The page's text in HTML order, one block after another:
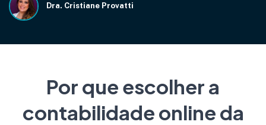
Dra. Cristiane Provatti
Por que escolher a
contabilidade online da